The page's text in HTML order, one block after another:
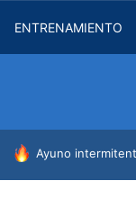
ENTRENAMIENTO
HOY SE HABLA
Ayuno